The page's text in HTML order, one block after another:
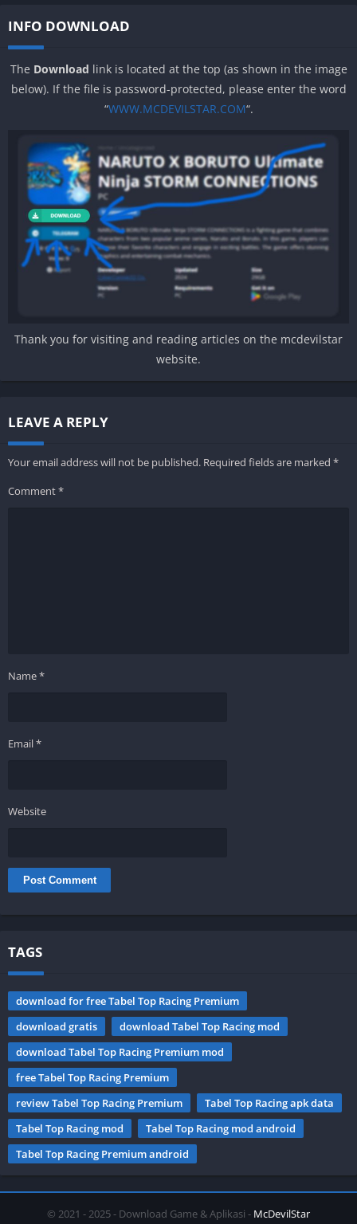
INFO DOWNLOAD
The Download link is located at the top (as shown in the image
below). If the file is password-protected, please enter the word
“WWW.MCDEVILSTAR.COM“.
Thank you for visiting and reading articles on the mcdevilstar
website.
LEAVE A REPLY
Your email address will not be published. Required fields are marked *
Comment*
Name*
Email*
Website
TAGS
download for free Tabel Top Racing Premium
download gratis
download Tabel Top Racing mod
download Tabel Top Racing Premium mod
free Tabel Top Racing Premium
review Tabel Top Racing Premium
Tabel Top Racing apk data
Tabel Top Racing mod
Tabel Top Racing mod android
Tabel Top Racing Premium android
© 2021 - 2025 - Download Game & Aplikasi - McDevilStar